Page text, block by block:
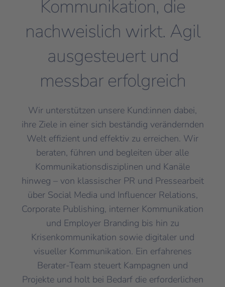
Kommunikation, die
nachweislich wirkt. Agil
ausgesteuert und
messbar erfolgreich
Wir unterstützen unsere Kund:innen dabei,
ihre Ziele in einer sich beständig verändernden
Welt effizient und effektiv zu erreichen. Wir
beraten, führen und begleiten über alle
Kommunikationsdisziplinen und Kanäle
hinweg – von klassischer PR und Pressearbeit
über Social Media und Influencer Relations,
Corporate Publishing, interner Kommunikation
und Employer Branding bis hin zu
Krisenkommunikation sowie digitaler und
visueller Kommunikation. Ein erfahrenes
Berater-Team steuert Kampagnen und
Projekte und holt bei Bedarf die erforderlichen